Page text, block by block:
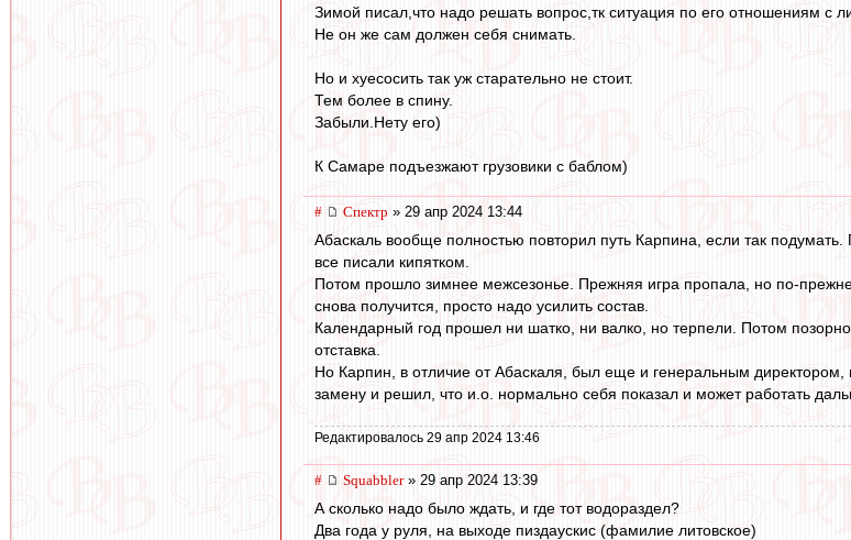
Зимой писал,что надо решать вопрос,тк ситуация по его отношениям с
Не он же сам должен себя снимать.
Но и хуесосить так уж старательно не стоит.
Тем более в спину.
Забыли.Нету его)
К Самаре подъезжают грузовики с баблом)
# Спектр » 29 апр 2024 13:44
Абаскаль вообще полностью повторил путь Карпина, если так
все писали кипятком.
Потом прошло зимнее межсезонье. Прежняя игра пропала, но по-
снова получится, просто надо усилить состав.
Календарный год прошел ни шатко, ни валко, но терпели. Потом
отставка.
Но Карпин, в отличие от Абаскаля, был еще и генеральным
замену и решил, что и.о. нормально себя показал и может работать
Редактировалось 29 апр 2024 13:46
# Squabbler» 29 апр 2024 13:39
А сколько надо было ждать, и где тот водораздел?
Два года у руля, на выходе пиздаускис (фамилие литовское)